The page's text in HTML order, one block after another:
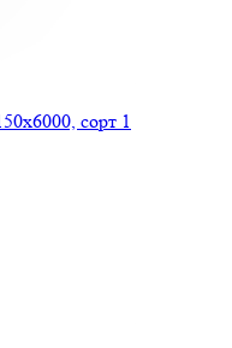
сорт 1